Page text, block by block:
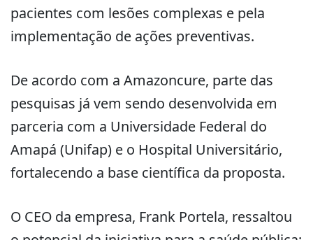
pacientes com lesões complexas e pela
implementação de ações preventivas.
De acordo com a Amazoncure, parte das
pesquisas já vem sendo desenvolvida em
parceria com a Universidade Federal do
Amapá (Unifap) e o Hospital Universitário,
fortalecendo a base científica da proposta.
O CEO da empresa, Frank Portela, ressaltou